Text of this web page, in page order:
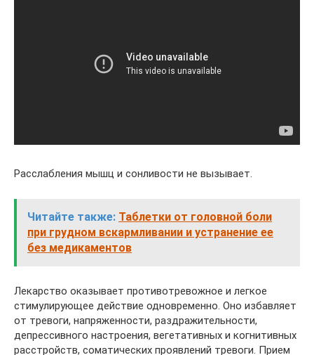
Расслабления мышц и сонливости не вызывает.
Читайте также: Таблетки от головной боли
при грудном вскармливании и устранение ее
без медикаментов
Лекарство оказывает противотревожное и легкое
стимулирующее действие одновременно. Оно избавляет
от тревоги, напряженности, раздражительности,
депрессивного настроения, вегетативных и когнитивных
расстройств, соматических проявлений тревоги. Прием